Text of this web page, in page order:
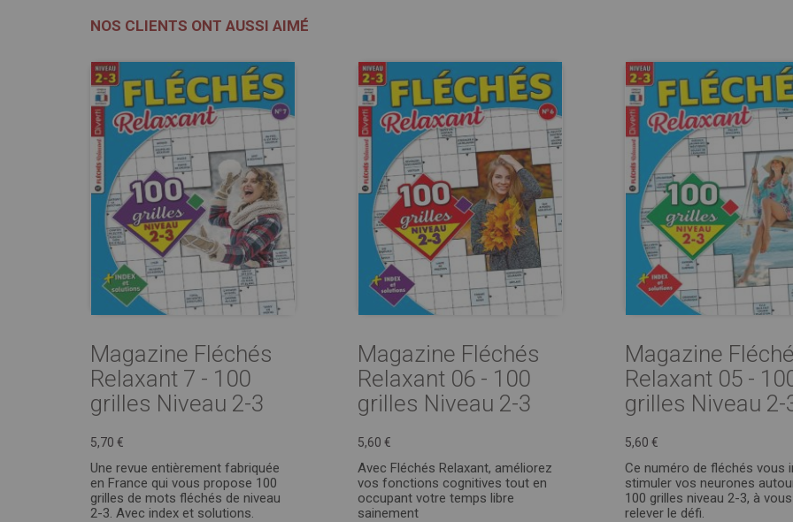
NOS CLIENTS ONT AUSSI AIMÉ
Magazine Fléchés
Relaxant 7 - 100
grilles Niveau 2-3
5,70 €
Une revue entièrement fabriquée
en France qui vous propose 100
grilles de mots fléchés de niveau
2-3. Avec index et solutions.
Magazine Fléchés
Relaxant 06 - 100
grilles Niveau 2-3
5,60 €
Avec Fléchés Relaxant, améliorez
vos fonctions cognitives tout en
occupant votre temps libre
sainement
Magazine
Relaxant 05 -
grilles Niveau 2-
5,60 €
Ce numéro de fléchés vous
stimuler vos neurones
100 grilles niveau 2-3, à
relever le défi.